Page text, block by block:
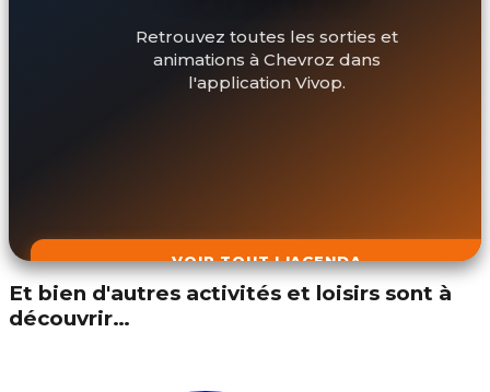
Retrouvez toutes les sorties et
animations à Chevroz dans
l'application Vivop.
VOIR TOUT L'AGENDA
Et bien d'autres activités et loisirs sont à
découvrir…